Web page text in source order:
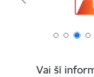
Vai šī